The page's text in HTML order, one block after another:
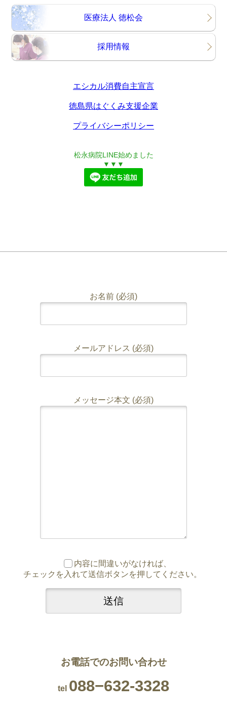
医療法人 徳松会
採用情報
エシカル消費自主宣言
徳島県はぐくみ支援企業
プライバシーポリシー
松永病院LINE始めました
▼▼▼
お名前 (必須)
メールアドレス (必須)
メッセージ本文 (必須)
内容に間違いがなければ、
チェックを入れて送信ボタンを押してください。
お電話でのお問い合わせ
tel 088−632-3328